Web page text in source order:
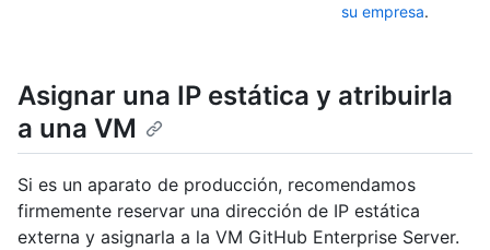
su empresa.
Asignar una IP estática y atribuirla
a una VM
Si es un aparato de producción, recomendamos
firmemente reservar una dirección de IP estática
externa y asignarla a la VM GitHub Enterprise Server.